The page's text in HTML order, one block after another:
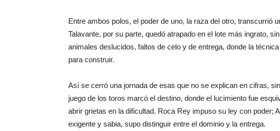
Entre ambos polos, el poder de uno, la raza del otro, transcurrió
Talavante, por su parte, quedó atrapado en el lote más ingrato,
animales deslucidos, faltos de celo y de entrega, donde la
para construir.
Así se cerró una jornada de esas que no se explican en cifras,
juego de los toros marcó el destino, donde el lucimiento fue
abrir grietas en la dificultad. Roca Rey impuso su ley con poder;
exigente y sabia, supo distinguir entre el dominio y la entrega.